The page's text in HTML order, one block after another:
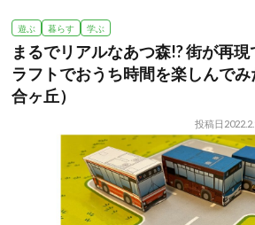
遊ぶ 暮らす 学ぶ
まるでリアルなあつ森!? 街が再
ラフトでおうち時間を楽しんで
合ヶ丘）
投稿日